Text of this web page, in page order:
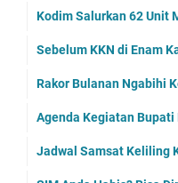
Kodim Salurkan 62 Unit
Sebelum KKN di Enam
Rakor Bulanan Ngabihi
Agenda Kegiatan Bupati
Jadwal Samsat Keliling